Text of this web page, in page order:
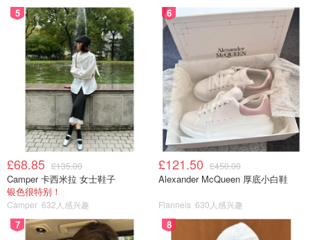
5
£68.85 £135.00
Camper 卡西米拉 女士鞋子
银色很特别！
Camper 632人感兴趣
6
£121.50 £450.00
Alexander McQueen 厚底小白鞋
Flannels 630人感兴趣
7 8